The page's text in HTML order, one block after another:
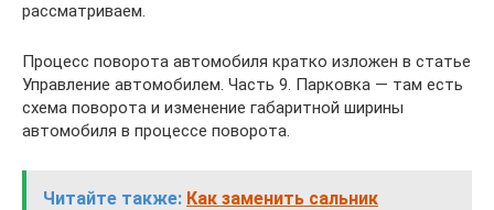
рассматриваем.
Процесс поворота автомобиля кратко изложен в статье
Управление автомобилем. Часть 9. Парковка — там есть
схема поворота и изменение габаритной ширины
автомобиля в процессе поворота.
Читайте также: Как заменить сальник